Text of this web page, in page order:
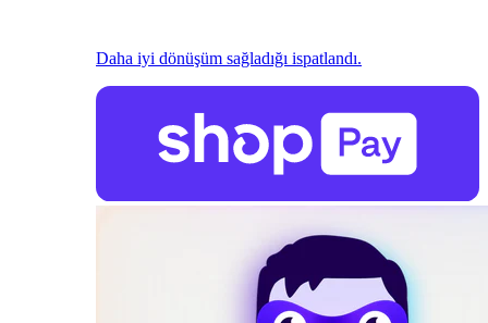
Daha iyi dönüşüm sağladığı ispatlandı.